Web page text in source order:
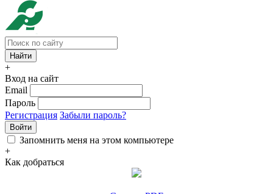
+
Вход на сайт
Email
Пароль
Регистрация Забыли пароль?
Войти
Запомнить меня на этом компьютере
+
Как добраться